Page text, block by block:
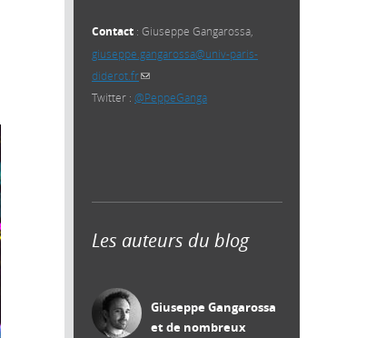
Contact : Giuseppe Gangarossa,
giuseppe.gangarossa@univ-paris-
diderot.fr(link sends e-mail)
Twitter : @PeppeGanga
Les auteurs du blog
Giuseppe Gangarossa
et de nombreux